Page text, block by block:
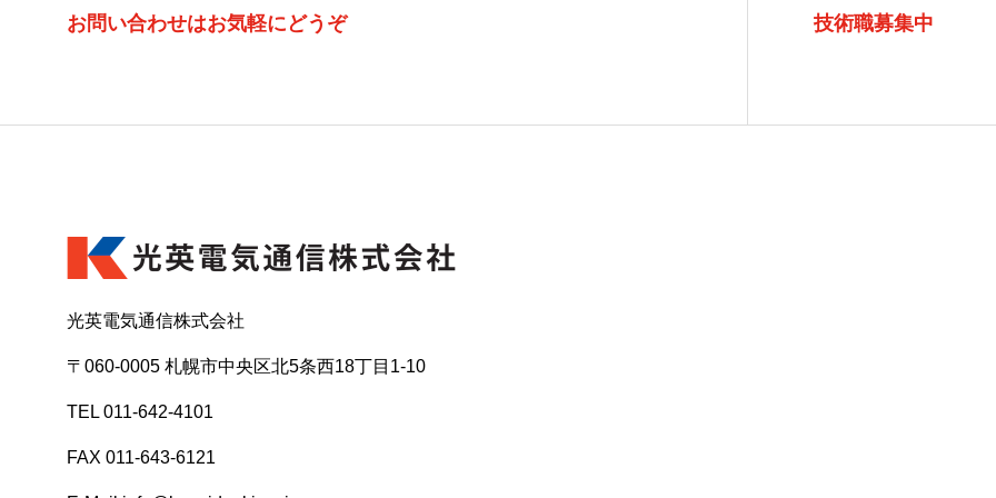
お問い合わせはお気軽にどうぞ 技術職募集中
光英電気通信株式会社
〒060-0005 札幌市中央区北5条西18丁目1-10
TEL 011-642-4101
FAX 011-643-6121